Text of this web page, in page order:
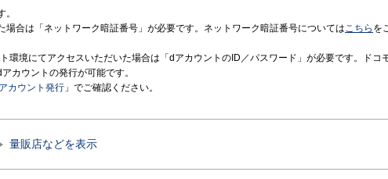
場合は「ネットワーク暗証番号」が必要です。ネットワーク暗証番号についてはこちら を
環境にてアクセスいただいた場合は「dアカウントのID／パスワード」が必要です。ドコ
カウントの発行が可能です。
カウント発行 」でご確認ください。
量販店などを表示